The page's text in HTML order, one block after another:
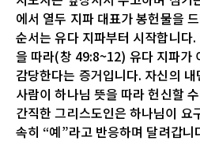
에서 열두 지파 대표가 봉헌물을
순서는 유다 지파부터 시작합니다
을 따라(창 49:8~12) 유다 지파가
감당한다는 증거입니다. 자신의
사람이 하나님 뜻을 따라 헌신할
간직한 그리스도인은 하나님이 요
속히 “예”라고 반응하며 달려갑니